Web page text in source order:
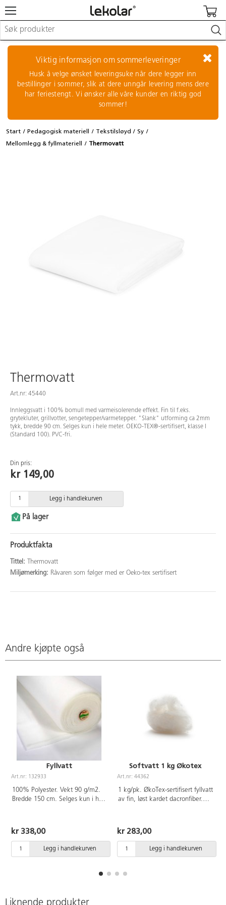
Lekeplassutstyr & utemiljø
Kunst & håndverk
Leker & sykler
Pedagogisk materiell
Barnevogner & småbarnsutstyr
Logge inn / registrere meg
Viktig informasjon om sommerleveringer
Husk å velge ønsket leveringsuke når dere legger inn
bestillinger i sommer, slik at dere unngår levering mens dere
har feriestengt. Vi ønsker alle våre kunder en riktig god
sommer!
Start Pedagogisk materiell Tekstilsløyd
Sy
Mellomlegg & fyllmateriell
Thermovatt
Thermovatt
Art.nr: 45440
Innleggsvatt i 100% bomull med varmeisolerende effekt. Fin til f.eks.
grytekluter, grillvotter, sengetepper/varmetepper. "Slank" utforming ca 2mm
tykk, bredde 90 cm. Selges kun i hele meter. OEKO-TEX®-sertifisert, klasse I
(Standard 100). PVC-fri.
Din pris:
kr 149,00
Legg i handlekurven
På lager
Produktfakta
Tittel:
Thermovatt
Miljømerking: Råvaren som følger med er Oeko-tex sertifisert
Andre kjøpte også
Fyllvatt
Art.nr: 132933
100% Polyester. Vekt 90 g/m2.
Bredde 150 cm. Selges kun i hel
kr 338,00
Legg i handlekurven
Softvatt 1 kg Økotex
Art.nr: 44362
1 kg/pk. ØkoTex-sertifisert fyllvatt
av fin, løst kardet dacronfiber.
sertifisert, klasse I (Standard
100). PVC-fri.
kr 283,00
Legg i handlekurven
Liknende produkter